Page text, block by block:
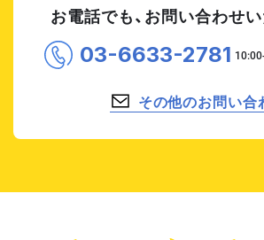
お電話でも、お問い合わせ
03-6633-2781
その他のお問い合